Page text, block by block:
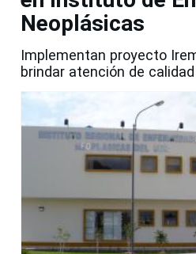
Neoplásicas
Implementan proyecto
brindar atención de calidad